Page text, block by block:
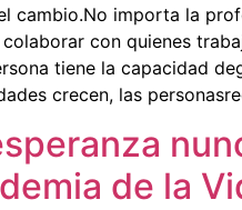
cambio.No importa la
con quienes
tiene la capacidad
crecen, las
de la